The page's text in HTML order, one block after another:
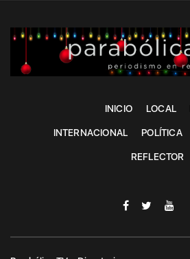
INICIO LOCAL
INTERNACIONAL POLÍTICA
REFLECTOR